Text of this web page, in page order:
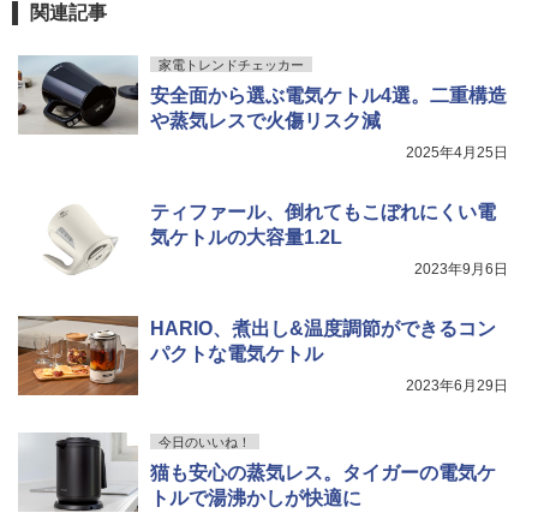
関連記事
家電トレンドチェッカー
安全面から選ぶ電気ケトル4選。二重構造
や蒸気レスで火傷リスク減
2025年4月25日
ティファール、倒れてもこぼれにくい電
気ケトルの大容量1.2L
2023年9月6日
HARIO、煮出し&温度調節ができるコン
パクトな電気ケトル
2023年6月29日
今日のいいね！
猫も安心の蒸気レス。タイガーの電気ケ
トルで湯沸かしが快適に